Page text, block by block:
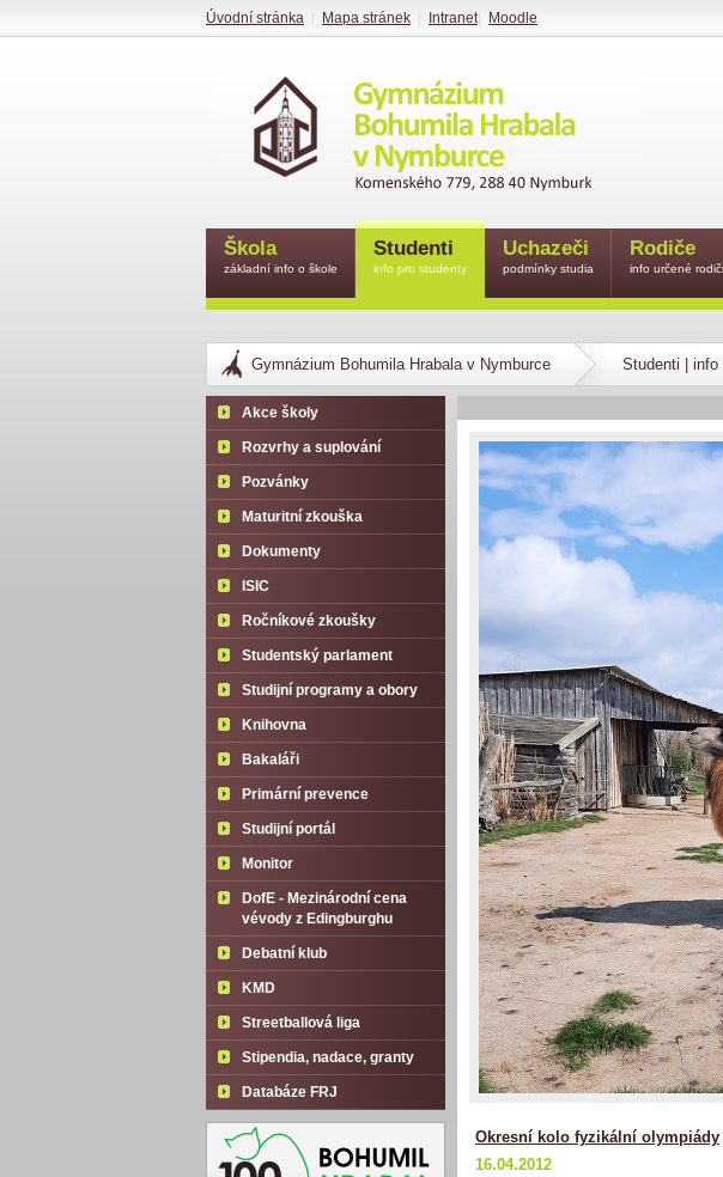
Gymnázium Bohumila Hrabala v Nymburce Studenti | info
Okresní kolo fyzikální olympiády
16.04.2012
Akce školy
Rozvrhy a suplování
Pozvánky
Maturitní zkouška
Dokumenty
ISIC
Ročníkové zkoušky
Studentský parlament
Studijní programy a obory
Knihovna
Bakaláři
Primární prevence
Studijní portál
Monitor
DofE - Mezinárodní cena
vévody z Edingburghu
Debatní klub
KMD
Streetballová liga
Stipendia, nadace, granty
Databáze FRJ
Škola
základní info o škole
Studenti
info pro studenty
Uchazeči
podmínky studia
Rodiče
info určené
Úvodní stránka Mapa stránek Intranet| Moodle